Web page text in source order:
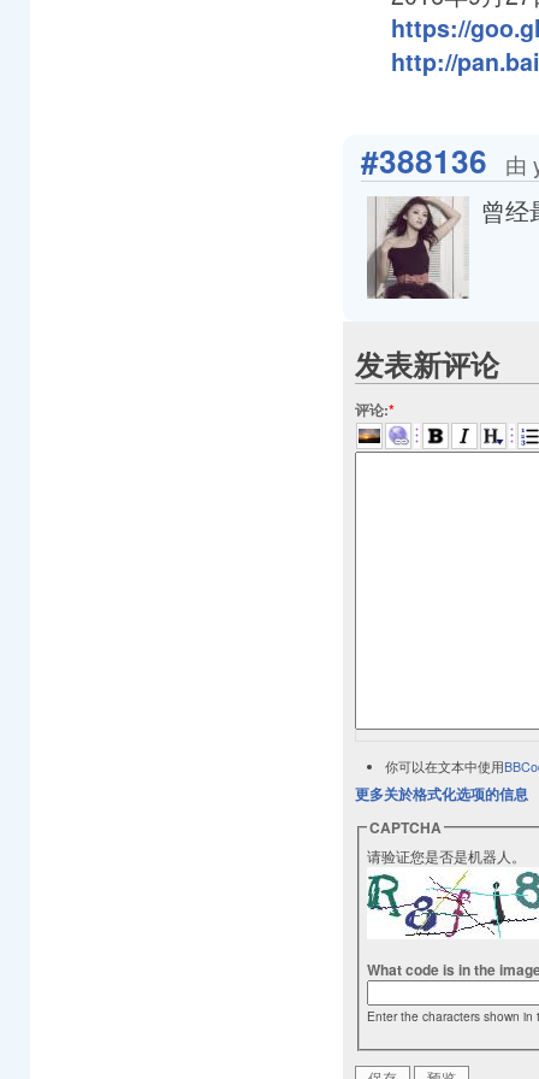
https://
http://
#388136 由
曾经
发表新评论
评论:*
你可以在文本中使用
更多关於格式化选项的信息
CAPTCHA
请验证您是否是机器人。
What code is in the
Enter the characters shown in